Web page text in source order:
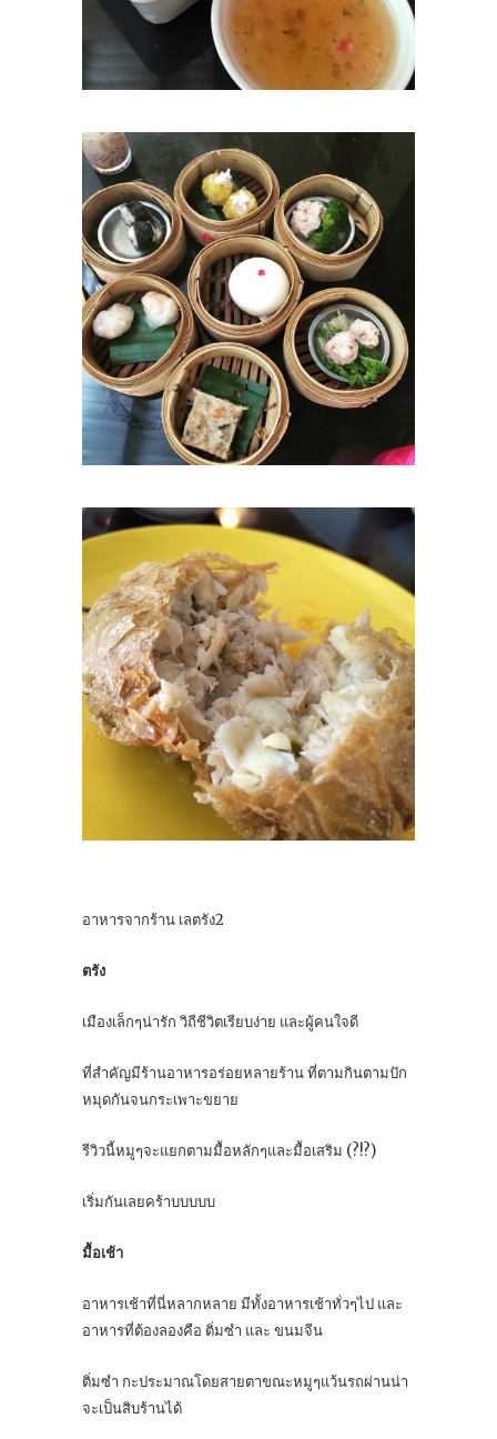
อาหารจากร้าน เลตรัง2
ตรัง
เมืองเล็กๆน่ารัก วิถีชีวิตเรียบง่าย และผู้คนใจดี
ที่สำคัญมีร้านอาหารอร่อยหลายร้าน ที่ตามกินตามปัก
หมุดกันจนกระเพาะขยาย
รีวิวนี้หมูๆจะแยกตามมื้อหลักๆและมื้อเสริม (?!?)
เริ่มกันเลยคร้าบบบบบ
มื้อเช้า
อาหารเช้าที่นี่หลากหลาย มีทั้งอาหารเช้าทั่วๆไป และ
อาหารที่ต้องลองคือ ติ่มซำ และ ขนมจีน
ติ่มซำ กะประมาณโดยสายตาขณะหมูๆแว้นรถผ่านน่า
จะเป็นสิบร้านได้